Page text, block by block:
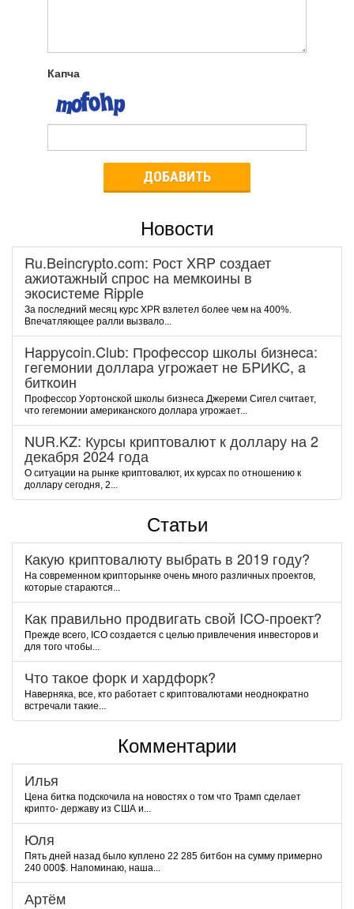
Капча
ДОБАВИТЬ
Новости
Ru.Beincrypto.com: Рост XRP создает
ажиотажный спрос на мемкоины в
экосистеме Ripple
За последний месяц курс XPR взлетел более чем на 400%.
Впечатляющее ралли вызвало...
Happycoin.Club: Пpoфeccop шкoлы бизнeca:
гeгeмoнии дoллapa угpoжaeт нe БPИKC, a
биткoин
Пpoфeccop Уopтoнcкoй шкoлы бизнeca Джepeми Cигeл cчитaeт,
чтo гeгeмoнии aмepикaнcкoгo дoллapa угpoжaeт...
NUR.KZ: Курсы криптовалют к доллару на 2
декабря 2024 года
О ситуации на рынке криптовалют, их курсах по отношению к
доллару сегодня, 2...
Статьи
Какую криптовалюту выбрать в 2019 году?
На современном крипторынке очень много различных проектов,
которые стараются...
Как правильно продвигать свой ICO-проект?
Прежде всего, ICO создается с целью привлечения инвесторов и
для того чтобы...
Что такое форк и хардфорк?
Наверняка, все, кто работает с криптовалютами неоднократно
встречали такие...
Комментарии
Илья
Цена битка подскочила на новостях о том что Трамп сделает
крипто- державу из США и...
Юля
Пять дней назад было куплено 22 285 битбон на сумму примерно
240 000$. Напоминаю, наша...
Артём